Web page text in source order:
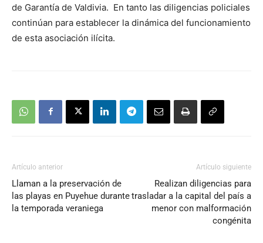
de Garantía de Valdivia. En tanto las diligencias policiales
continúan para establecer la dinámica del funcionamiento
de esta asociación ilícita.
Artículo anterior
Llaman a la preservación de
las playas en Puyehue durante
la temporada veraniega
Artículo siguiente
Realizan diligencias para
trasladar a la capital del país a
menor con malformación
congénita